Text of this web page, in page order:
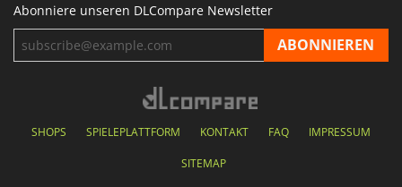
Abonniere unseren DLCompare Newsletter
SHOPS SPIELEPLATTFORM KONTAKT FAQ IMPRESSUM
SITEMAP